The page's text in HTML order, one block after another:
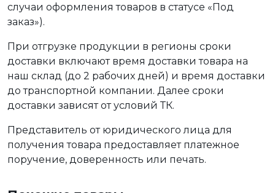
случаи оформления товаров в статусе «Под
заказ»).
При отгрузке продукции в регионы сроки
доставки включают время доставки товара на
наш склад (до 2 рабочих дней) и время доставки
до транспортной компании. Далее сроки
доставки зависят от условий ТК.
Представитель от юридического лица для
получения товара предоставляет платежное
поручение, доверенность или печать.